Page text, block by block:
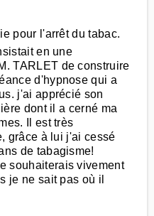
pour l'arrêt du tabac.
en une
TARLET de construire
d'hypnose qui a
j'ai apprécié son
dont il a cerné ma
Il est très
grâce à lui j'ai cessé
de tabagisme!
souhaiterais vivement
je ne sait pas où il